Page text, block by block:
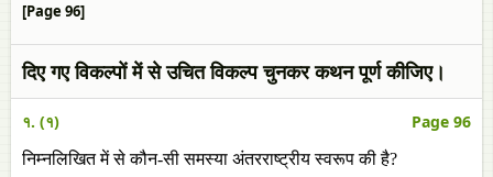
[Page 96]
दिए गए विकल्पों में से उचित विकल्प चुनकर कथन पूर्ण कीजिए।
१. (१) Page 96
निम्नलिखित में से कौन-सी समस्या अंतरराष्ट्रीय स्वरूप की है?